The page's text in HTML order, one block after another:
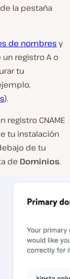
la pestaña
de nombres y
registro A o
tu
).
registro CNAME
tu instalación
de tu
de Dominios.